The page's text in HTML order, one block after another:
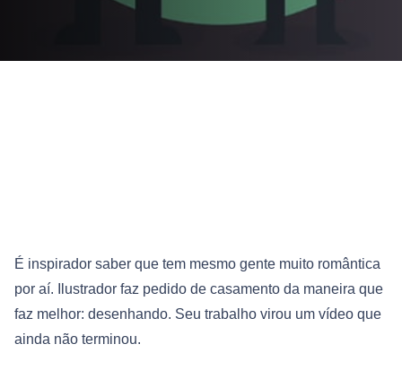
É inspirador saber que tem mesmo gente muito romântica
por aí. Ilustrador faz pedido de casamento da maneira que
faz melhor: desenhando. Seu trabalho virou um vídeo que
ainda não terminou.